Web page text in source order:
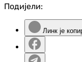
Подијели:
Линк је